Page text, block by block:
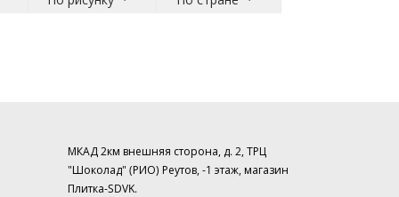
МКАД 2км внешняя сторона, д. 2, ТРЦ
"Шоколад" (РИО) Реутов, -1 этаж, магазин
Плитка-SDVK.